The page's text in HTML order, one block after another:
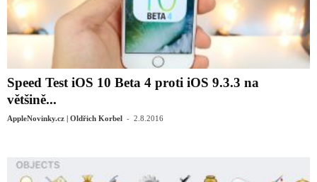
Speed Test iOS 10 Beta 4 proti iOS 9.3.3 na
většině...
AppleNovinky.cz | Oldřich Korbel - 2.8.2016